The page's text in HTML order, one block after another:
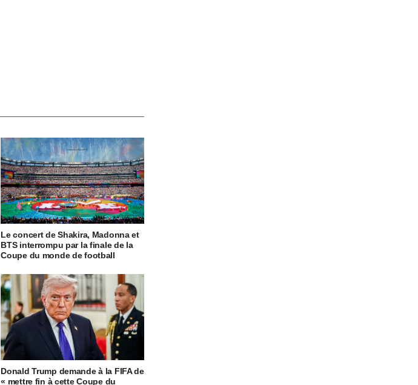
Le concert de Shakira, Madonna et
BTS interrompu par la finale de la
Coupe du monde de football
Donald Trump demande à la FIFA de
« mettre fin à cette Coupe du